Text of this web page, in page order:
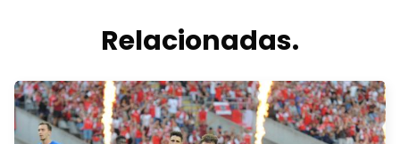
Relacionadas.